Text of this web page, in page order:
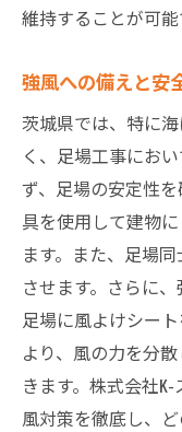
維持することが可能
強風への備えと安
茨城県では、特に
く、足場工事にお
ず、足場の安定性
具を使用して建物
ます。また、足場
させます。さらに
足場に風よけシー
より、風の力を分
きます。株式会社
風対策を徹底し、